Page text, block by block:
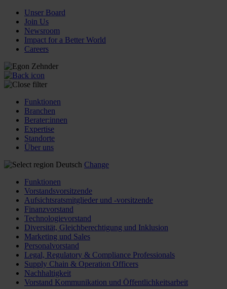
Unser Board
Join Us
Newsroom
Impact for a Better World
Careers
Funktionen
Branchen
Berater:innen
Expertise
Standorte
Über uns
Deutsch Change
Funktionen
Vorstandsvorsitzende
Aufsichtsratsmitglieder und -vorsitzende
Finanzvorstand
Technologievorstand
Diversität, Gleichberechtigung und Inklusion
Marketing und Sales
Personalvorstand
Legal, Regulatory & Compliance Professionals
Supply Chain & Operation Officers
Nachhaltigkeit
Vorstand Kommunikation und Öffentlichkeitsarbeit